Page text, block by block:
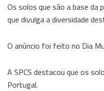
Os solos que são a base da
que divulga a diversidade
O anúncio foi feito no Dia
A SPCS destacou que os
Portugal.